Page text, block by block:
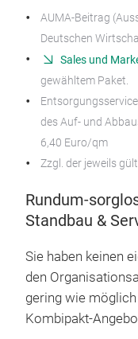
AUMA-Beitrag
Deutschen
Sales und
gewähltem Paket.
des Auf- und
6,40 Euro/qm
Zzgl. der jeweils
Rundum-
Standbau &
Sie haben keinen
den
gering wie
Kombipakt-